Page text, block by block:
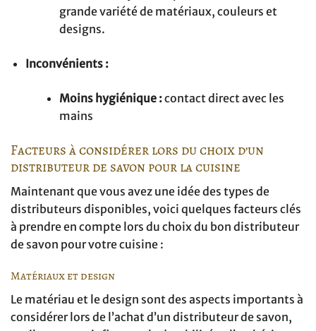
grande variété de matériaux, couleurs et
designs.
Inconvénients :
Moins hygiénique :contact direct avec les
mains
Facteurs à considérer lors du choix d’un
distributeur de savon pour la cuisine
Maintenant que vous avez une idée des types de
distributeurs disponibles, voici quelques facteurs clés
à prendre en compte lors du choix du bon distributeur
de savon pour votre cuisine :
Matériaux et design
Le matériau et le design sont des aspects importants à
considérer lors de l’achat d’un distributeur de savon,